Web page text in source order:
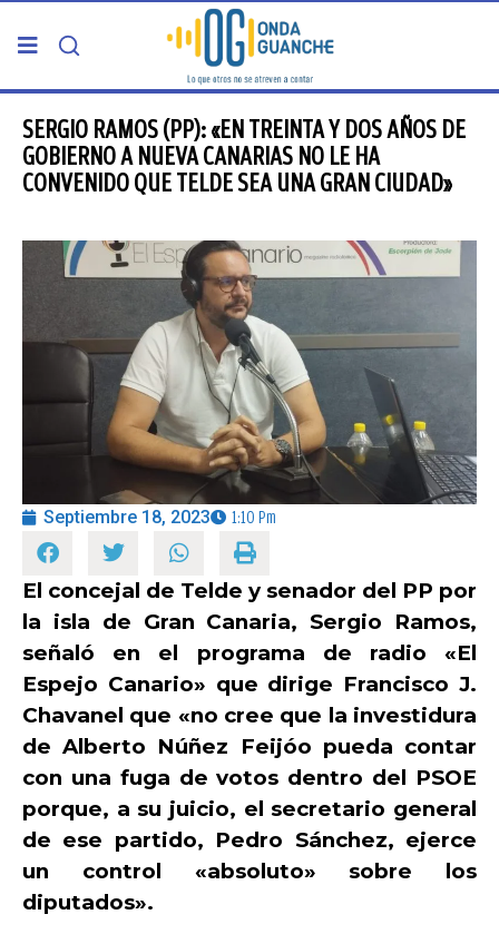
PORTADA
TELDE
GRAN CANARIA
CANARIAS
5ª COLUMNA
CARTAS DEL DIRECTOR
ENTREVISTAS
OPINIÓN
PROGRAMAS
SERGIO RAMOS (PP): «EN TREINTA Y DOS AÑOS DE
GOBIERNO A NUEVA CANARIAS NO LE HA
CONVENIDO QUE TELDE SEA UNA GRAN CIUDAD»
Septiembre 18, 2023 1:10 Pm
El concejal de Telde y senador del PP por
la isla de Gran Canaria, Sergio Ramos,
señaló en el programa de radio «El
Espejo Canario» que dirige Francisco J.
Chavanel que «no cree que la investidura
de Alberto Núñez Feijóo pueda contar
con una fuga de votos dentro del PSOE
porque, a su juicio, el secretario general
de ese partido, Pedro Sánchez, ejerce
un control «absoluto» sobre los
diputados».